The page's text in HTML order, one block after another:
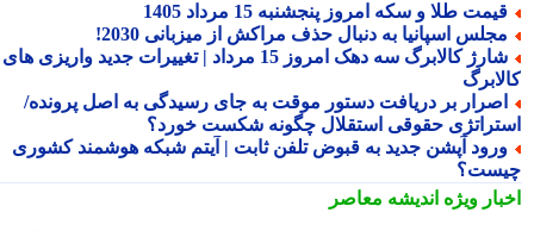
طلا و سکه امروز پنجشنبه 15 مرداد 1405
اسپانیا به دنبال حذف مراکش از میزبانی 2030!
شارژ کالابرگ سه دهک امروز 15 مرداد | تغییرات جدید واریزی های
بر دریافت دستور موقت به جای رسیدگی به اصل پرونده/
حقوقی استقلال چگونه شکست خورد؟
آپشن جدید به قبوض تلفن ثابت | آیتم شبکه هوشمند کشوری
ویژهاندیشه معاصر